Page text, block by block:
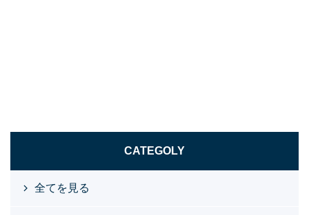
CATEGOLY
全てを見る